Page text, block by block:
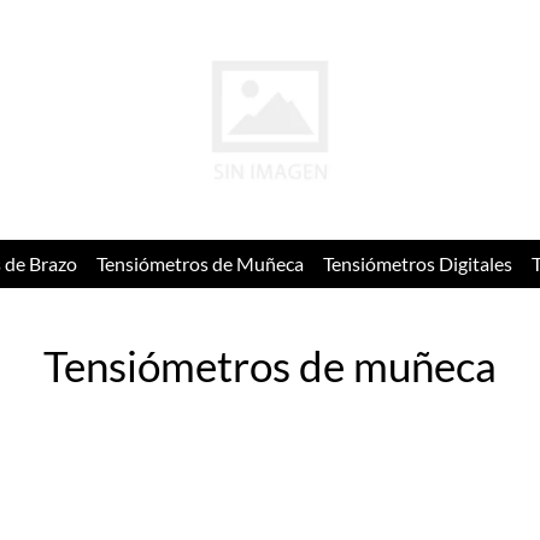
Brazo Tensiómetros de Muñeca Tensiómetros Digitales
Tensiómetros de muñeca